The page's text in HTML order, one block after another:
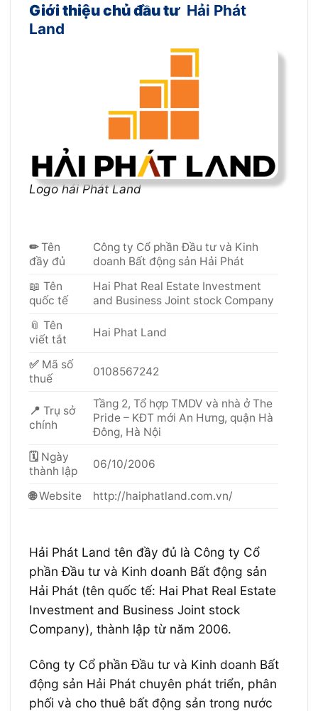
Giới thiệu chủ đầu tư Hải Phát
Land
Logo hải Phát Land
✏Tên
đầy đủ
Công ty Cổ phần Đầu tư và Kinh
doanh Bất động sản Hải Phát
📖 Tên
quốc tế
Hai Phat Real Estate Investment
and Business Joint stock Company
📎 Tên
viết tắt
Hai Phat Land
✅ Mã số
thuế
0108567242
📍 Trụ sở
chính
Tầng 2, Tổ hợp TMDV và nhà ở The
Pride – KĐT mới An Hưng, quận Hà
Đông, Hà Nội
🗓 Ngày
thành lập
06/10/2006
🌐Website http://haiphatland.com.vn/
Hải Phát Land tên đầy đủ là Công ty Cổ
phần Đầu tư và Kinh doanh Bất động sản
Hải Phát (tên quốc tế: Hai Phat Real Estate
Investment and Business Joint stock
Company), thành lập từ năm 2006.
Công ty Cổ phần Đầu tư và Kinh doanh Bất
động sản Hải Phát chuyên phát triển, phân
phối và cho thuê bất động sản trong nước